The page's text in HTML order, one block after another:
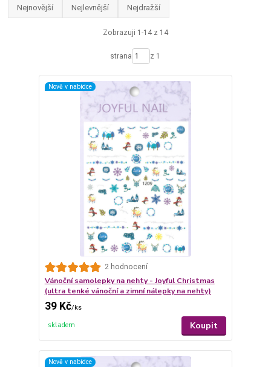
Nejnovější Nejlevnější Nejdražší
Zobrazuji 1-14 z 14
strana z 1
Nově v nabídce
2 hodnocení
Vánoční samolepky na nehty - Joyful Christmas
(ultra tenké vánoční a zimní nálepky na nehty)
39 Kč/ks
skladem Koupit
Nově v nabídce